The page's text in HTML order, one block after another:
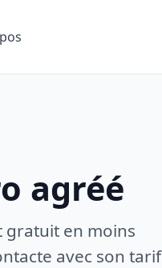
agréé
gratuit en moins
avec son tarif